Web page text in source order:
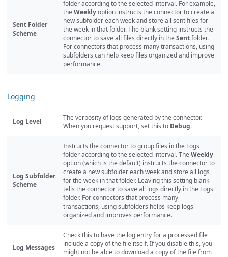
Sent Folder
Scheme
folder according to the selected interval. For example,
the Weeklyoption instructs the connector to create a
new subfolder each week and store all sent files for
the week in that folder. The blank setting instructs the
connector to save all files directly in the Sentfolder.
For connectors that process many transactions, using
subfolders can help keep files organized and improve
performance.
Logging
Log Level
The verbosity of logs generated by the connector.
When you request support, set this to Debug.
Log Subfolder
Scheme
Instructs the connector to group files in the Logs
folder according to the selected interval. The Weekly
option (which is the default) instructs the connector to
create a new subfolder each week and store all logs
for the week in that folder. Leaving this setting blank
tells the connector to save all logs directly in the Logs
folder. For connectors that process many
transactions, using subfolders helps keep logs
organized and improves performance.
Log Messages
Check this to have the log entry for a processed file
include a copy of the file itself. If you disable this, you
might not be able to download a copy of the file from